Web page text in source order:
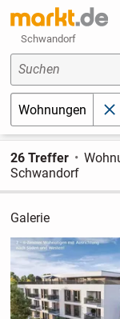
Schwandorf
Suchen
Wohnungen
26 Treffer
Schwandorf
Galerie